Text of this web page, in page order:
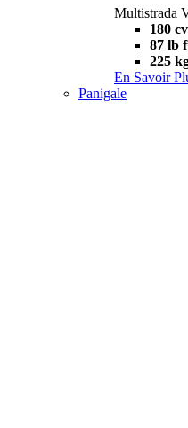
Multistrada
180 cv
87 lb
225
En Savoir
Panigale